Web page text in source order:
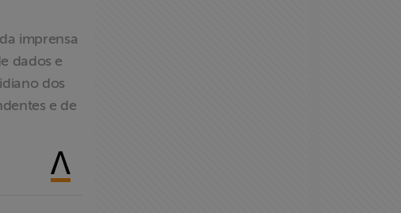
imprensa
dados e
dos
e de